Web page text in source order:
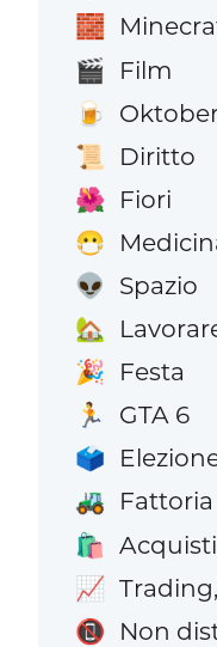
🧱
🎬 Film
🍺
📜 Diritto
🌺 Fiori
😷
👽 Spazio
🏡
🎉 Festa
🏃 GTA 6
🗳️
🚜 Fattoria
🛍️ Acquisti
📈
📵 Non